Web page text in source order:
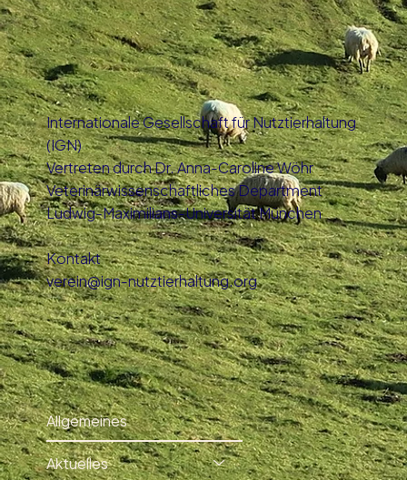
Internationale Gesellschaft für Nutztierhaltung
(IGN)
Vertreten durch Dr. Anna-Caroline Wöhr
Veterinärwissenschaftliches Department
Ludwig-Maximilians-Universität München
Kontakt
verein@ign-nutztierhaltung.org
Allgemeines
Aktuelles